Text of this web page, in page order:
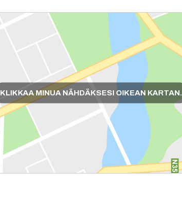
KLIKKAA MINUA NÄHDÄKSESI OIKEAN KARTAN.